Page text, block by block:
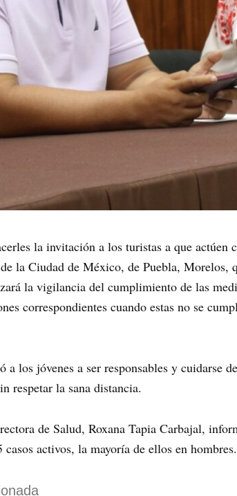
la invitación a los turistas a que
la Ciudad de México, de Puebla,
la vigilancia del cumplimiento de las
correspondientes cuando estas no se
a los jóvenes a ser responsables y cuidarse
respetar la sana distancia.
de Salud, Roxana Tapia Carbajal,
activos, la mayoría de ellos en hombres.